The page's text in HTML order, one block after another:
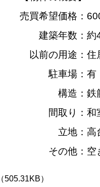
売買希望価格：
建築年数：約
以前の用途：住
駐車場：有
構造：鉄筋
間取り：和室
立地：高台に
その他：空き
（505.31KB）